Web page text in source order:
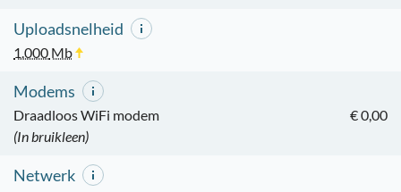
Uploadsnelheid
1.000 Mb
Modems
Draadloos WiFi modem
€ 0,00
(In bruikleen)
Netwerk